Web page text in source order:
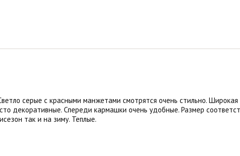
серые с красными манжетами смотрятся очень стильно. Широкая
декоративные. Спереди кармашки очень удобные. Размер
так и на зиму. Теплые.